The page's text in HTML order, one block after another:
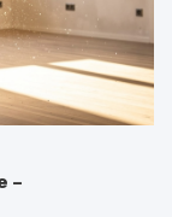
–